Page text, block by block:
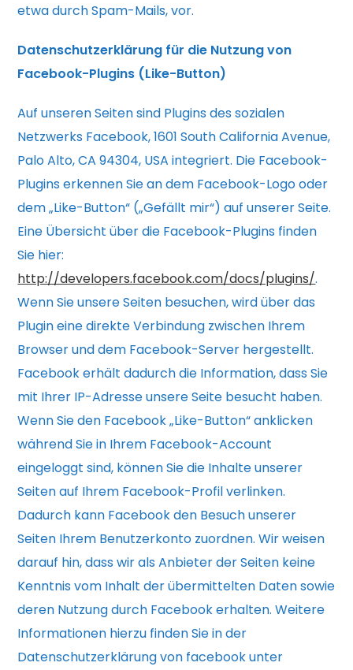
etwa durch Spam-Mails, vor.
Datenschutzerklärung für die Nutzung von
Facebook-Plugins (Like-Button)
Auf unseren Seiten sind Plugins des sozialen
Netzwerks Facebook, 1601 South California Avenue,
Palo Alto, CA 94304, USA integriert. Die Facebook-
Plugins erkennen Sie an dem Facebook-Logo oder
dem „Like-Button“ („Gefällt mir“) auf unserer Seite.
Eine Übersicht über die Facebook-Plugins finden
Sie hier:
http://developers.facebook.com/docs/plugins/.
Wenn Sie unsere Seiten besuchen, wird über das
Plugin eine direkte Verbindung zwischen Ihrem
Browser und dem Facebook-Server hergestellt.
Facebook erhält dadurch die Information, dass Sie
mit Ihrer IP-Adresse unsere Seite besucht haben.
Wenn Sie den Facebook „Like-Button“ anklicken
während Sie in Ihrem Facebook-Account
eingeloggt sind, können Sie die Inhalte unserer
Seiten auf Ihrem Facebook-Profil verlinken.
Dadurch kann Facebook den Besuch unserer
Seiten Ihrem Benutzerkonto zuordnen. Wir weisen
darauf hin, dass wir als Anbieter der Seiten keine
Kenntnis vom Inhalt der übermittelten Daten sowie
deren Nutzung durch Facebook erhalten. Weitere
Informationen hierzu finden Sie in der
Datenschutzerklärung von facebook unter